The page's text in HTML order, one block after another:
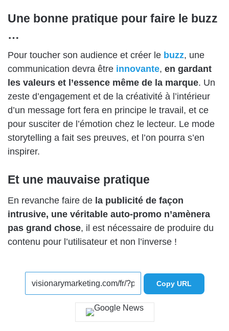
Une bonne pratique pour faire le buzz
…
Pour toucher son audience et créer le buzz, une
communication devra être innovante, en gardant
les valeurs et l’essence même de la marque. Un
zeste d’engagement et de la créativité à l’intérieur
d’un message fort fera en principe le travail, et ce
pour susciter de l’émotion chez le lecteur. Le mode
storytelling a fait ses preuves, et l’on pourra s’en
inspirer.
Et une mauvaise pratique
En revanche faire de la publicité de façon
intrusive, une véritable auto-promo n’amènera
pas grand chose, il est nécessaire de produire du
contenu pour l’utilisateur et non l’inverse !
Copy URL